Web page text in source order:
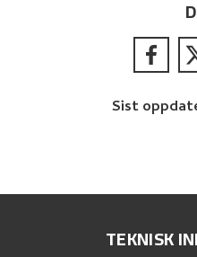
Sist
TEKNISK